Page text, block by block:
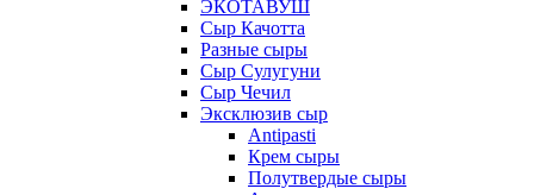
ЭКОТАВУШ
Сыр Качотта
Разные сыры
Сыр Сулугуни
Сыр Чечил
Эксклюзив сыр
Antipasti
Крем сыры
Полутвердые сыры